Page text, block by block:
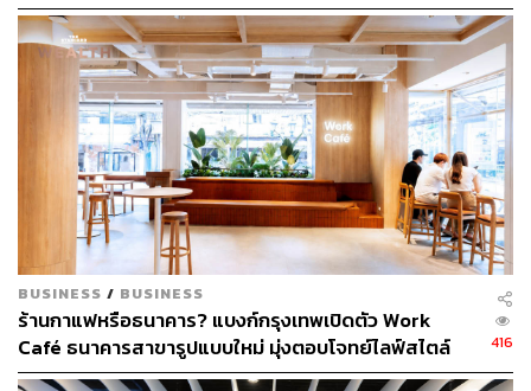
BUSINESS / BUSINESS
ร้านกาแฟหรือธนาคาร? แบงก์กรุงเทพเปิดตัว Work
Café ธนาคารสาขารูปแบบใหม่ มุ่งตอบโจทย์ไลฟ์สไตล์
ลูกค้าที่เปลี่ยนไป
416